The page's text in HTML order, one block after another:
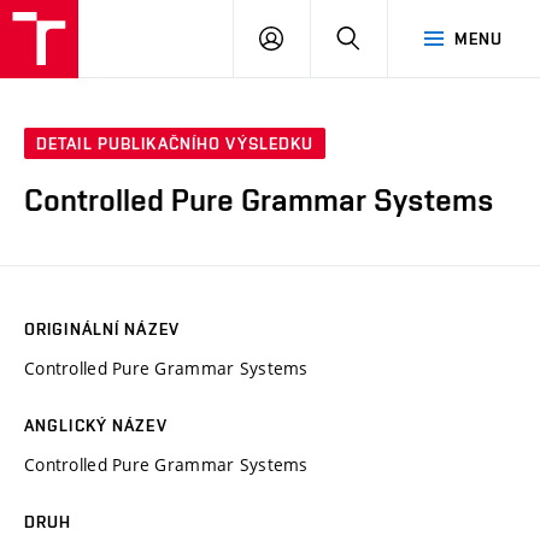
MENU
PŘIHLÁSIT
DETAIL PUBLIKAČNÍHO VÝSLEDKU
Controlled Pure Grammar Systems
ORIGINÁLNÍ NÁZEV
Controlled Pure Grammar Systems
ANGLICKÝ NÁZEV
Controlled Pure Grammar Systems
DRUH